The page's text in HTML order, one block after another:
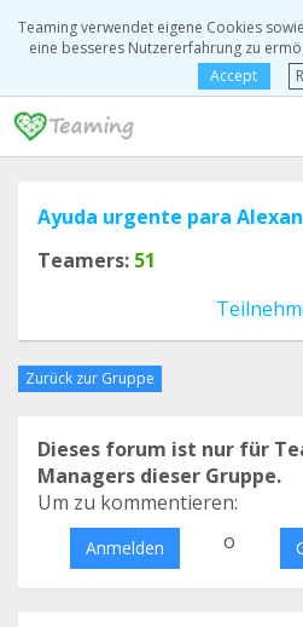
Teaming verwendet eigene Cookies
eine besseres Nutzererfahrung zu
Accept
Ayuda urgente para
Teamers: 51
Zurück zur Gruppe
Dieses forum ist nur für
Managers dieser Gruppe.
Um zu kommentieren:
Anmelden o